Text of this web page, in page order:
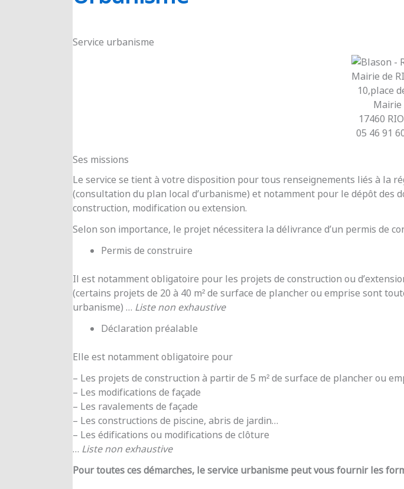
Service urbanisme
Mairie de
10,place
Mairie
17460
05 46 91
Ses missions
Le service se tient à votre disposition pour tous renseignements liés à la
(consultation du plan local d’urbanisme) et notamment pour le dépôt des
construction, modification ou extension.
Selon son importance, le projet nécessitera la délivrance d’un permis de
Permis de construire
Il est notamment obligatoire pour les projets de construction ou
(certains projets de 20 à 40 m² de surface de plancher ou emprise sont
urbanisme) … Liste non exhaustive
Déclaration préalable
Elle est notamment obligatoire pour
– Les projets de construction à partir de 5 m² de surface de plancher ou
– Les modifications de façade
– Les ravalements de façade
– Les constructions de piscine, abris de jardin…
– Les édifications ou modifications de clôture
… Liste non exhaustive
Pour toutes ces démarches, le service urbanisme peut vous fournir les